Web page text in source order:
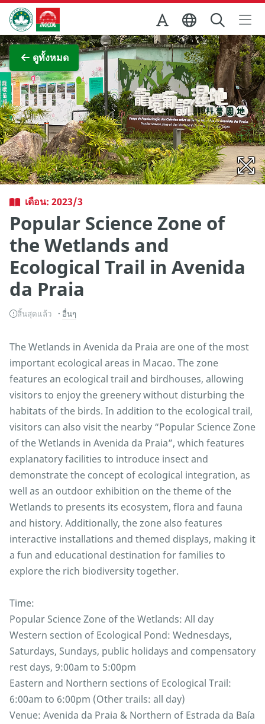
Skip to Main Content
สำนักงานการท่องเที่ยวของรัฐบาลมาเก๊า
ดูทั้งหมด
ภาพขยาย
เดือน: 2023/3
Popular Science Zone of
the Wetlands and
Ecological Trail in Avenida
da Praia
สิ้นสุดแล้ว อื่นๆ
The Wetlands in Avenida da Praia are one of the most
important ecological areas in Macao. The zone
features an ecological trail and birdhouses, allowing
visitors to enjoy the greenery without disturbing the
habitats of the birds. In addition to the ecological trail,
visitors can also visit the nearby “Popular Science Zone
of the Wetlands in Avenida da Praia”, which features
explanatory facilities to introduce insect and
demonstrate the concept of ecological integration, as
well as an outdoor exhibition on the theme of the
Wetlands to presents its ecosystem, flora and fauna
and history. Additionally, the zone also features
interactive installations and themed displays, making it
a fun and educational destination for families to
explore the rich biodiversity together.
Time:
Popular Science Zone of the Wetlands: All day
Western section of Ecological Pond: Wednesdays,
Saturdays, Sundays, public holidays and compensatory
rest days, 9:00am to 5:00pm
Eastern and Northern sections of Ecological Trail:
6:00am to 6:00pm (Other trails: all day)
Venue: Avenida da Praia & Northern of Estrada da Baía